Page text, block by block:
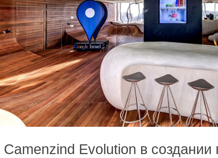
Camenzind Evolution в создании